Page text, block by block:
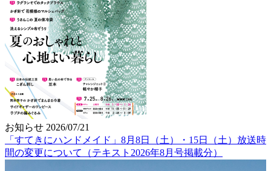
お知らせ 2026/07/21
「すてきにハンドメイド」8月8日（土）・15日（土）放送時
間の変更について（テキスト2026年8月号掲載分）